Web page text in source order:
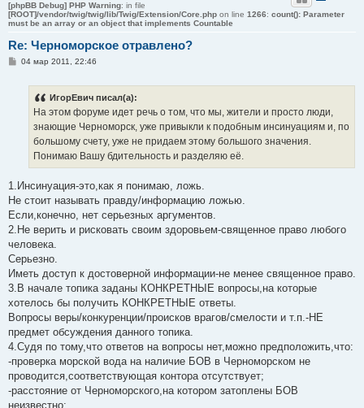
[phpBB Debug] PHP Warning: in file
[ROOT]/vendor/twig/twig/lib/Twig/Extension/Core.php on line 1266: count(): Parameter
must be an array or an object that implements Countable
Re: Черноморское отравлено?
С04 мар 2011, 22:46
ИгорЕвич писал(а):
На этом форуме идет речь о том, что мы, жители и просто люди,
знающие Черноморск, уже привыкли к подобным инсинуациям и, по
большому счету, уже не придаем этому большого значения.
Понимаю Вашу бдительность и разделяю её.
1.Инсинуация-это,как я понимаю, ложь.
Не стоит называть правду/информацию ложью.
Если,конечно, нет серьезных аргументов.
2.Не верить и рисковать своим здоровьем-священное право любого
человека.
Серьезно.
Иметь доступ к достоверной информации-не менее священное право.
3.В начале топика заданы КОНКРЕТНЫЕ вопросы,на которые
хотелось бы получить КОНКРЕТНЫЕ ответы.
Вопросы веры/конкуренции/происков врагов/смелости и т.п.-НЕ
предмет обсуждения данного топика.
4.Судя по тому,что ответов на вопросы нет,можно предположить,что:
-проверка морской вода на наличие БОВ в Черноморском не
проводится,соответствующая контора отсутствует;
-расстояние от Черноморского,на котором затоплены БОВ
неизвестно;